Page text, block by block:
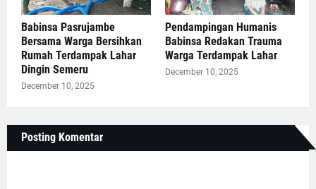
Babinsa Pasrujambe
Bersama Warga Bersihkan
Rumah Terdampak Lahar
Dingin Semeru
December 10, 2025
Pendampingan Humanis
Babinsa Redakan Trauma
Warga Terdampak Lahar
December 10, 2025
Posting Komentar